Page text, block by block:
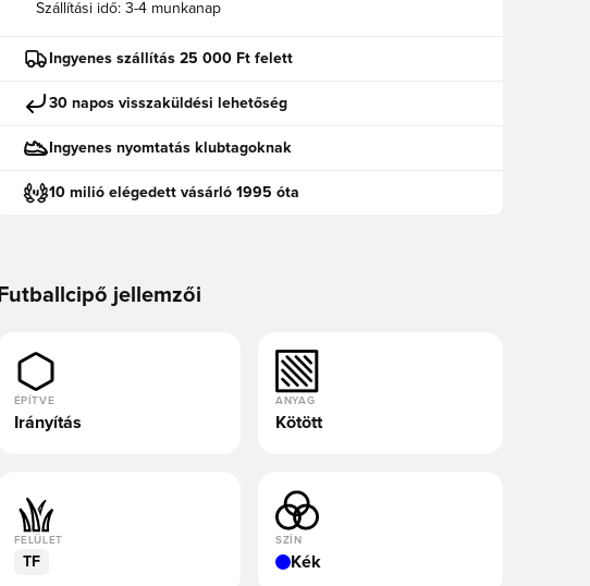
Szállítási idő: 3-4 munkanap
Ingyenes szállítás 25 000 Ft felett
30 napos visszaküldési lehetőség
Ingyenes nyomtatás klubtagoknak
10 milió elégedett vásárló 1995 óta
Futballcipő jellemzői
ÉPÍTVE
Irányítás
ANYAG
Kötött
FELÜLET
TF
SZÍN
Kék